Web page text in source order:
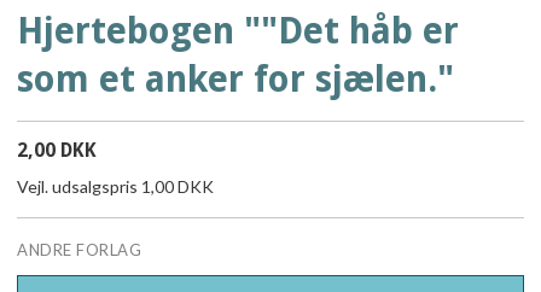
Hjertebogen ""Det håb er
som et anker for sjælen."
2,00 DKK
Vejl. udsalgspris 1,00 DKK
ANDRE FORLAG